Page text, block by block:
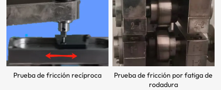
Prueba de fricción recíproca
Prueba de fricción por fatiga de
rodadura